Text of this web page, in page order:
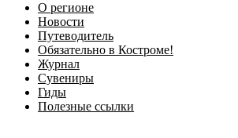
О регионе
Новости
Путеводитель
Обязательно в Костроме!
Журнал
Сувениры
Гиды
Полезные ссылки